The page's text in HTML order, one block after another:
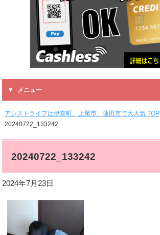
メニュー
アシストライフは伊奈町、上尾市、蓮田市で大人気 TOP
20240722_133242
20240722_133242
2024年7月23日